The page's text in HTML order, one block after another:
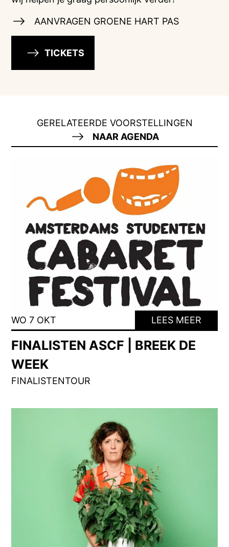
AANVRAGEN GROENE HART PAS
TICKETS
GERELATEERDE VOORSTELLINGEN
NAAR AGENDA
WO 7 OKT LEES MEER
FINALISTEN ASCF | BREEK DE
WEEK
FINALISTENTOUR